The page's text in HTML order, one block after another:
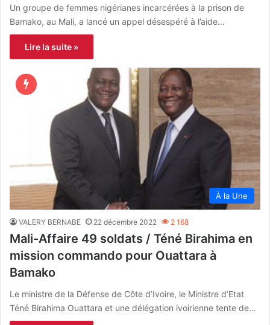
Un groupe de femmes nigérianes incarcérées à la prison de
Bamako, au Mali, a lancé un appel désespéré à l’aide…
Lire la suite »
À la Une
VALERY BERNABE 22 décembre 2022 2 168
Mali-Affaire 49 soldats / Téné Birahima en
mission commando pour Ouattara à
Bamako
Le ministre de la Défense de Côte d’Ivoire, le Ministre d’Etat
Téné Birahima Ouattara et une délégation ivoirienne tente de…